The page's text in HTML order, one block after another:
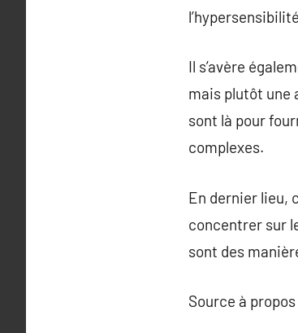
Il s’avère
mais plutôt une
sont là pour
complexes.
En dernier lieu,
concentrer sur
sont des
Source à propos